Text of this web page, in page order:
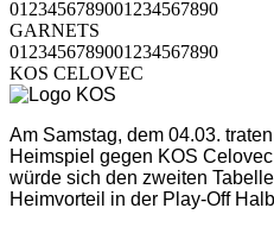
01 23456789001 234567890
GARNETS
01 23456789001 234567890
KOS CELOVEC
Am Samstag, dem 04.03.
Heimspiel gegen KOS
würde sich den zweiten
Heimvorteil in der Play-Off